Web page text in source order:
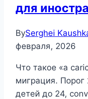
для
BySerghei
февраля, 2026
Что такое «a
миграция.
детей до 24,